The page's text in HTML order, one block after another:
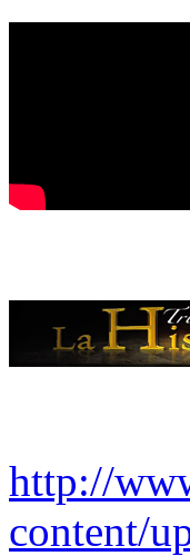
http://
content/